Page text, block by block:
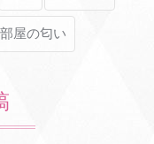
部屋の匂い